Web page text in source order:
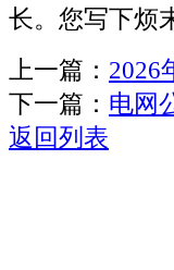
长。您写下烦
上一篇： 2026
下一篇： 电网
返回列表